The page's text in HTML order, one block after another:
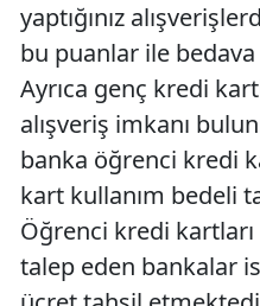
yaptığınız
bu puanlar ile
Ayrıca genç kredi
alışveriş imkanı
banka öğrenci kredi
kart kullanım bedeli
Öğrenci kredi kartları
talep eden bankalar